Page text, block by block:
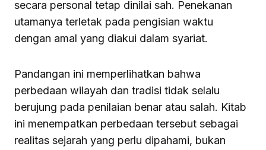
secara personal tetap dinilai sah. Penekanan
utamanya terletak pada pengisian waktu
dengan amal yang diakui dalam syariat.
Pandangan ini memperlihatkan bahwa
perbedaan wilayah dan tradisi tidak selalu
berujung pada penilaian benar atau salah. Kitab
ini menempatkan perbedaan tersebut sebagai
realitas sejarah yang perlu dipahami, bukan